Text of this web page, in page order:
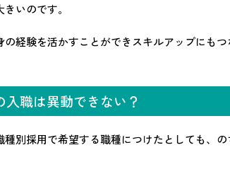
いのです。
経験を活かすことができスキルアップにも
職は異動できない？
種別採用で希望する職種につけたとしても、